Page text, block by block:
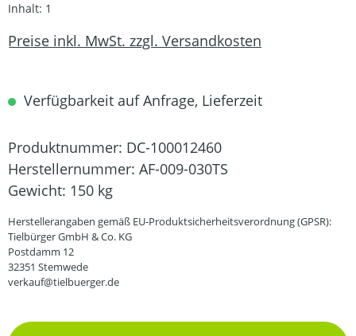
Inhalt: 1
Preise inkl. MwSt. zzgl. Versandkosten
Verfügbarkeit auf Anfrage, Lieferzeit
Produktnummer: DC-100012460
Herstellernummer: AF-009-030TS
Gewicht: 150 kg
Herstellerangaben gemäß EU-Produktsicherheitsverordnung (GPSR):
Tielbürger GmbH & Co. KG
Postdamm 12
32351 Stemwede
verkauf@tielbuerger.de